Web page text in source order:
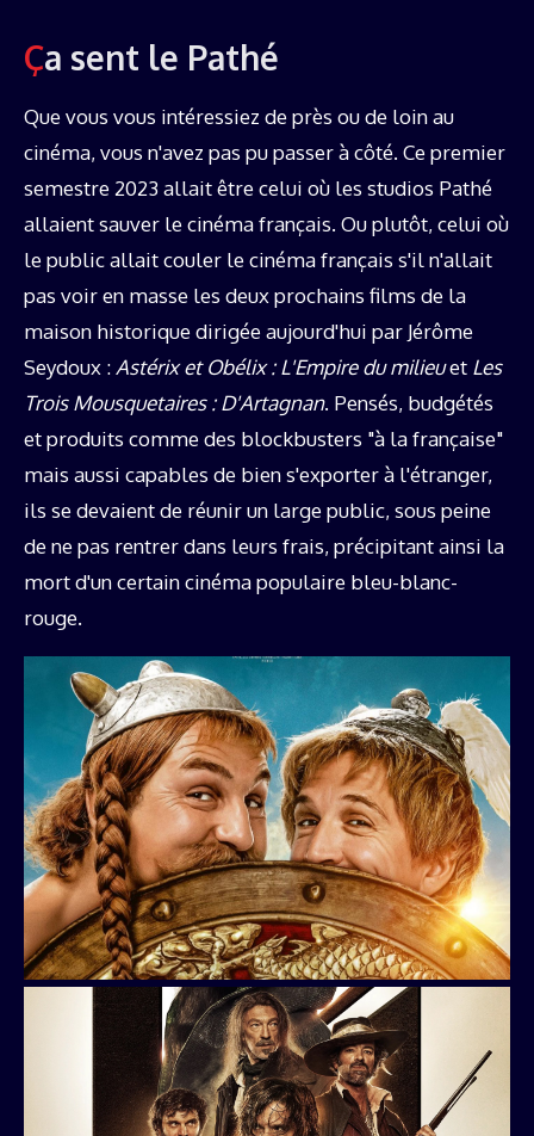
Ça sent le Pathé
Que vous vous intéressiez de près ou de loin au
cinéma, vous n'avez pas pu passer à côté. Ce premier
semestre 2023 allait être celui où les studios Pathé
allaient sauver le cinéma français. Ou plutôt, celui où
le public allait couler le cinéma français s'il n'allait
pas voir en masse les deux prochains films de la
maison historique dirigée aujourd'hui par Jérôme
Seydoux : Astérix et Obélix : L'Empire du milieuet Les
Trois Mousquetaires : D'Artagnan. Pensés, budgétés
et produits comme des blockbusters "à la française"
mais aussi capables de bien s'exporter à l'étranger,
ils se devaient de réunir un large public, sous peine
de ne pas rentrer dans leurs frais, précipitant ainsi la
mort d'un certain cinéma populaire bleu-blanc-
rouge.